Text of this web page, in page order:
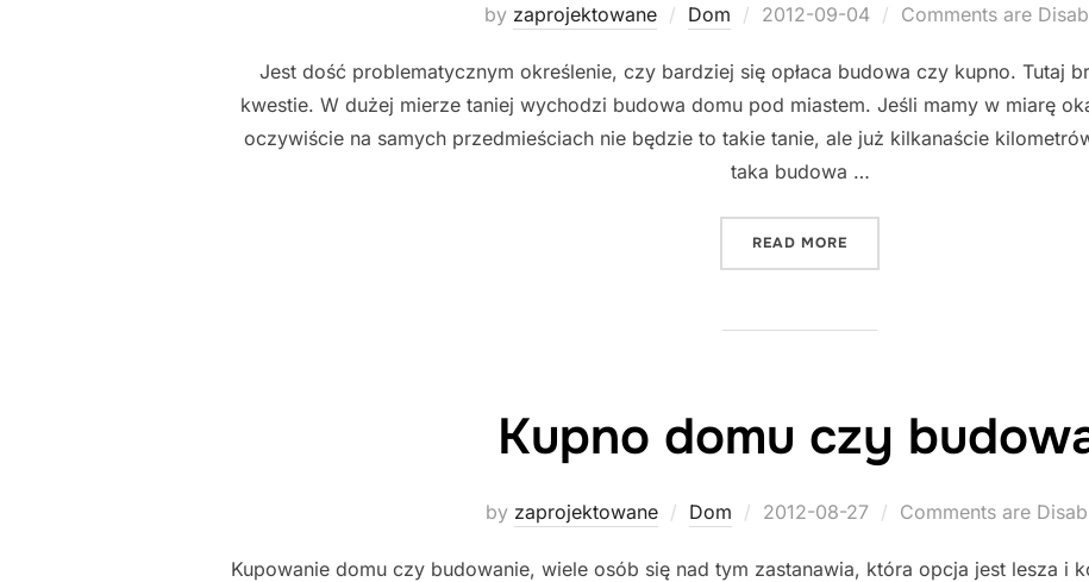
by zaprojektowane Dom
Posted
2012-09-04 Comments are
Jest dość problematycznym określenie, czy bardziej się opłaca budowa czy kupno. Tutaj
kwestie. W dużej mierze taniej wychodzi budowa domu pod miastem. Jeśli mamy w miarę
oczywiście na samych przedmieściach nie będzie to takie tanie, ale już kilkanaście
taka budowa …
READ MORE
Kupno domu czy
by zaprojektowane Dom
Posted
2012-08-27 Comments are
Kupowanie domu czy budowanie, wiele osób się nad tym zastanawia, która opcja jest lesza i